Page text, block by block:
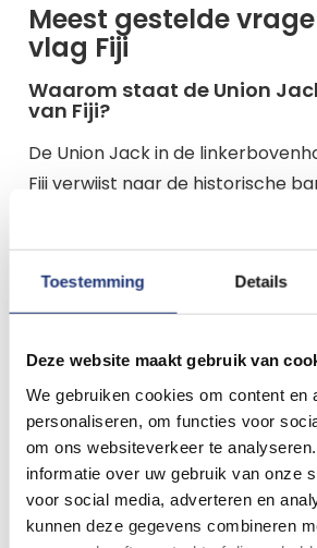
Toestemming Details
Deze website maakt gebruik van
We gebruiken cookies om content en
personaliseren, om functies voor
om ons websiteverkeer te
informatie over uw gebruik van onze
voor social media, adverteren en
kunnen deze gegevens combineren
Meest gestelde
vlag Fiji
Waarom staat de Union
van Fiji?
De Union Jack in de
Fiji verwijst naar de historische
Verenigd Koninkrijk, waar Fiji
van was. Hoewel Fiji nu een
dit element aan het koloniale
van de Fiji vlag?
Het schild toont het kruis van
afbeeldingen van een
kokosnootpalm, suikerriet, een
Deze symbolen
belangrijkste